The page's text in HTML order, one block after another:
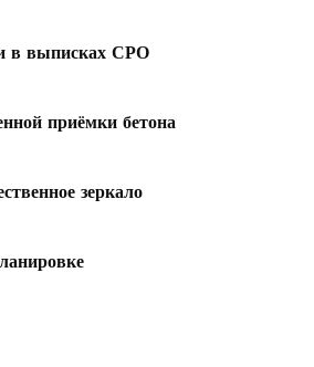
в выписках СРО
приёмки бетона
зеркало